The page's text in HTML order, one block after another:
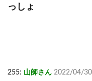
っしょ
255: 山師さん 2022/04/